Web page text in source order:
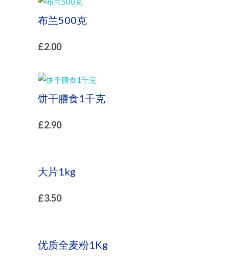
布兰500克
£2.00
饼干膳食1千克
£2.90
大片1kg
£3.50
优质全麦粉1Kg